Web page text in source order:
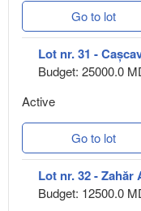
Go to lot
Lot nr. 31 -
Budget: 25000.0
Active
Go to lot
Lot nr. 32 - Zahăr
Budget: 12500.0